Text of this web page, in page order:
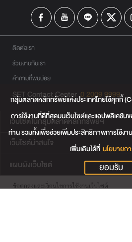
ติดต่อเรา
ร่วมงานกับเรา
คำถามที่พบบ่อย
SET Contact Center 0 2009 9999
เว็บไซต์ในกลุ่มตลาดหลักทรัพย์ฯ
เว็บไซต์น่าสนใจ
แผนผังเว็บไซต์
ข้อตกลงและเงื่อนไขการใช้งานเว็บไซต์
กลุ่มตลาดหลักทรัพย์แห่งประเทศไทยใช้คุกกี้
การใช้งานที่ดีที่สุดบนเว็บไซต์และแอปพลิเคชั
ท่าน รวมทั้งเพื่อช่วยเพิ่มประสิทธิภาพการใช้ง
เพิ่มเติมได้ที่ นโยบายก
ยอมรับ